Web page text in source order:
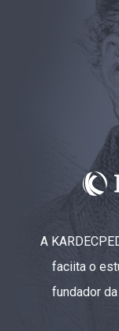
A
faciita o
fundador